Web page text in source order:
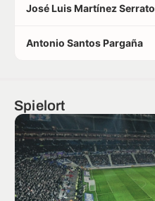
José Luis Martínez Serrato
Antonio Santos Pargaña
Spielort